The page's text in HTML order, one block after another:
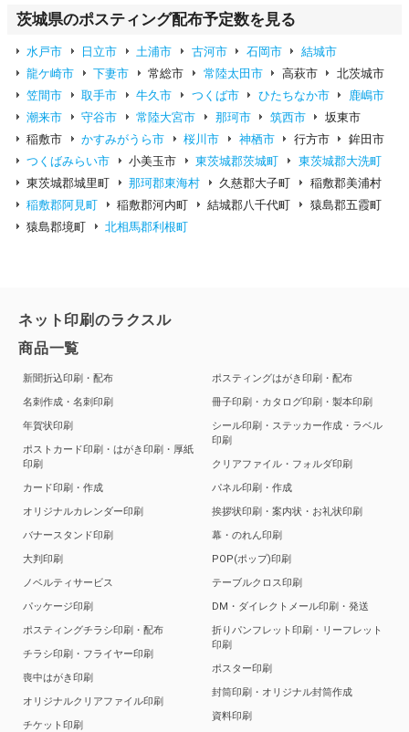
茨城県のポスティング配布予定数を見る
水戸市 日立市 土浦市 古河市 石岡市
結城市
龍ケ崎市
下妻市 常総市 常陸太田市 高萩市
北茨城市
笠間市
取手市 牛久市 つくば市 ひたちなか市
鹿嶋市
潮来市
守谷市 常陸大宮市 那珂市 筑西市
坂東市
稲敷市
かすみがうら市 桜川市 神栖市 行方市
鉾田市
つくばみらい市
小美玉市 東茨城郡茨城町
東茨城郡大洗町
東茨城郡城里町
那珂郡東海村 久慈郡大子町
稲敷郡美浦村
稲敷郡阿見町
稲敷郡河内町 結城郡八千代町
猿島郡五霞町
猿島郡境町
北相馬郡利根町
ネット印刷のラクスル
商品一覧
新聞折込印刷・配布
名刺作成・名刺印刷
年賀状印刷
ポストカード印刷・はがき印刷・厚紙
印刷
カード印刷・作成
オリジナルカレンダー印刷
バナースタンド印刷
大判印刷
ノベルティサービス
パッケージ印刷
ポスティングチラシ印刷・配布
チラシ印刷・フライヤー印刷
喪中はがき印刷
オリジナルクリアファイル印刷
チケット印刷
ポスティングはがき印刷・配布
冊子印刷・カタログ印刷・製本印刷
シール印刷・ステッカー作成・ラベル
印刷
クリアファイル・フォルダ印刷
パネル印刷・作成
挨拶状印刷・案内状・お礼状印刷
幕・のれん印刷
POP(ポップ)印刷
テーブルクロス印刷
DM・ダイレクトメール印刷・発送
折りパンフレット印刷・リーフレット
印刷
ポスター印刷
封筒印刷・オリジナル封筒作成
資料印刷